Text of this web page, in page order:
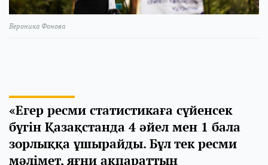
Вероника Фонова
«Егер ресми статистикаға сүйенсек
бүгін Қазақстанда 4 әйел мен 1 бала
зорлыққа ұшырайды. Бұл тек ресми
мәлімет, яғни ақпараттың